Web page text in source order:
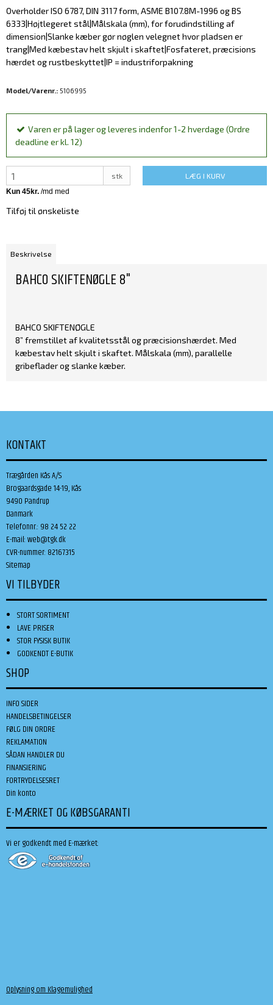
Overholder ISO 6787, DIN 3117 form, ASME B107.8M-1996 og BS
6333|Højtlegeret stål|Målskala (mm), for forudindstilling af
dimension|Slanke kæber gør nøglen velegnet hvor pladsen er
trang|Med kæbestav helt skjult i skaftet|Fosfateret, præcisions
hærdet og rustbeskyttet|IP = industriforpakning
Model/Varenr.: 5106995
Varen er på lager og leveres indenfor 1-2 hverdage (Ordre
deadline er kl. 12)
stk LÆG I KURV
Tilføj til ønskeliste
Beskrivelse
BAHCO SKIFTENØGLE 8"
BAHCO SKIFTENØGLE
8” fremstillet af kvalitetsstål og præcisionshærdet. Med
kæbestav helt skjult i skaftet. Målskala (mm), parallelle
gribeflader og slanke kæber.
KONTAKT
Trægården Kås A/S
Brogaardsgade 14-19, Kås
9490 Pandrup
Danmark
Telefonnr.: 98 24 52 22
E-mail:web@tgk.dk
CVR-nummer: 82167315
Sitemap
VI TILBYDER
STORT SORTIMENT
LAVE PRISER
STOR FYSISK BUTIK
GODKENDT E-BUTIK
SHOP
INFO SIDER
HANDELSBETINGELSER
FØLG DIN ORDRE
REKLAMATION
SÅDAN HANDLER DU
FINANSIERING
FORTRYDELSESRET
Din konto
E-MÆRKET OG KØBSGARANTI
Vi er godkendt med E-mærket:
Oplysning om Klagemulighed